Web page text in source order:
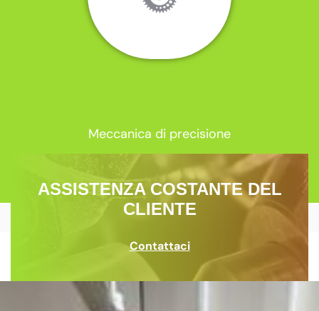
Meccanica di precisione
ASSISTENZA COSTANTE DEL
CLIENTE
Contattaci